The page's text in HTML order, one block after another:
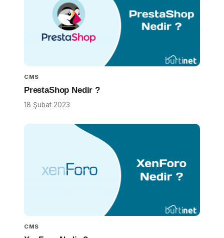
CMS
PrestaShop Nedir ?
18 Şubat 2023
CMS